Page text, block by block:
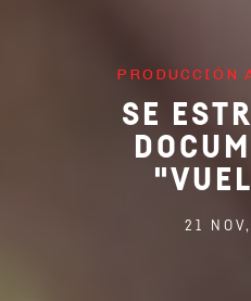
PRODUCCIÓN
SE
21